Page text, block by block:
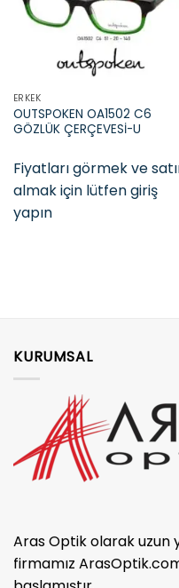
Add to
wishlist
ERKEK
OUTSPOKEN OA1502 C6
GÖZLÜK ÇERÇEVESİ-U
Fiyatları görmek ve
almak için lütfen giriş
yapın
KURUMSAL
Aras Optik olarak uzun
firmamız